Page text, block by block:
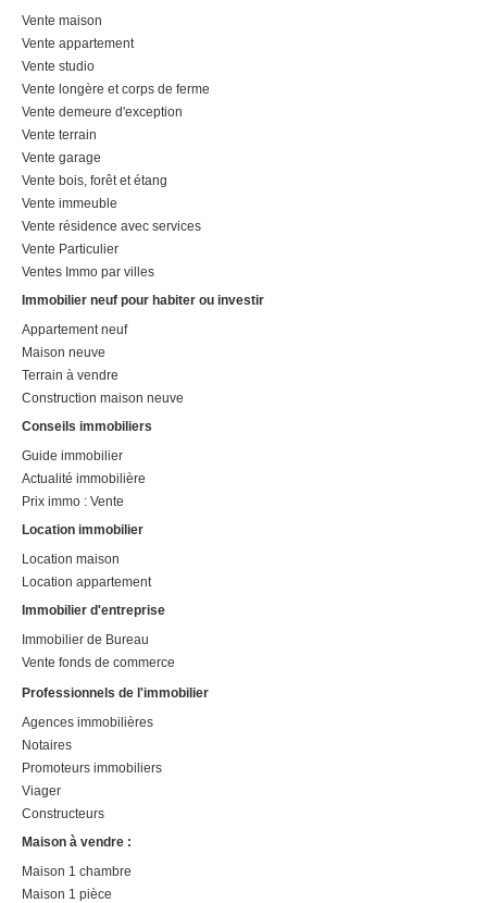
Vente maison
Vente appartement
Vente studio
Vente longère et corps de ferme
Vente demeure d'exception
Vente terrain
Vente garage
Vente bois, forêt et étang
Vente immeuble
Vente résidence avec services
Vente Particulier
Ventes Immo par villes
Immobilier neuf pour habiter ou investir
Appartement neuf
Maison neuve
Terrain à vendre
Construction maison neuve
Conseils immobiliers
Guide immobilier
Actualité immobilière
Prix immo : Vente
Location immobilier
Location maison
Location appartement
Immobilier d'entreprise
Immobilier de Bureau
Vente fonds de commerce
Professionnels de l'immobilier
Agences immobilières
Notaires
Promoteurs immobiliers
Viager
Constructeurs
Maison à vendre :
Maison 1 chambre
Maison 1 pièce